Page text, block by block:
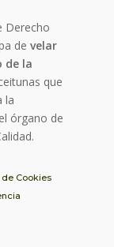
Derecho
develar
de la
que
la
órgano de
Cookies